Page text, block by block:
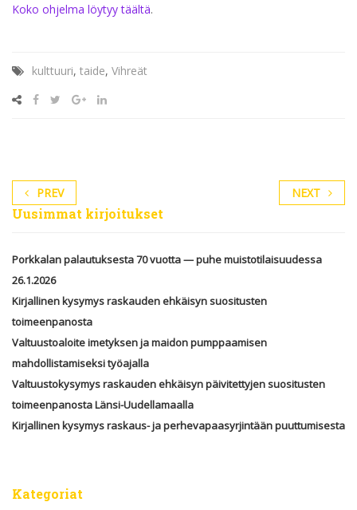
Koko ohjelma löytyy täältä.
kulttuuri, taide, Vihreät
PREV NEXT
Uusimmat kirjoitukset
Porkkalan palautuksesta 70 vuotta — puhe muistotilaisuudessa
26.1.2026
Kirjallinen kysymys raskauden ehkäisyn suositusten
toimeenpanosta
Valtuustoaloite imetyksen ja maidon pumppaamisen
mahdollistamiseksi työajalla
Valtuustokysymys raskauden ehkäisyn päivitettyjen suositusten
toimeenpanosta Länsi-Uudellamaalla
Kirjallinen kysymys raskaus- ja perhevapaasyrjintään puuttumisesta
Kategoriat